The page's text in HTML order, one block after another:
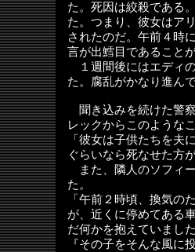
た。死因は絞殺である
た。つまり、彼女はア
されたのだ。午前４時
言が出鱈目であること
１週間後にはエディ
た。腐乱がかなり進ん
聞き込みを続けた警
レックからこのような
「彼女は子供たちを夫
ぐらいなら死なせた方
また、隣人のソフィ
た。
「午前２時頃、換気の
が、近くに停めてある
だ何かを抱えていまし
『その子をそんな風に